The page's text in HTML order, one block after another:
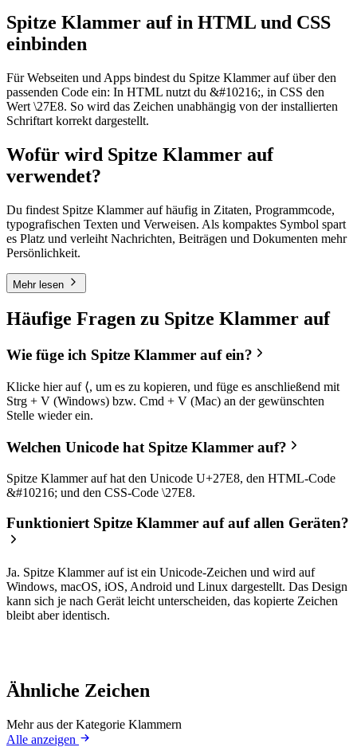
Spitze Klammer auf in HTML und CSS
einbinden
Für Webseiten und Apps bindest du Spitze Klammer auf über den
passenden Code ein: In HTML nutzt du &#10216;, in CSS den
Wert \27E8. So wird das Zeichen unabhängig von der installierten
Schriftart korrekt dargestellt.
Wofür wird Spitze Klammer auf
verwendet?
Du findest Spitze Klammer auf häufig in Zitaten, Programmcode,
typografischen Texten und Verweisen. Als kompaktes Symbol spart
es Platz und verleiht Nachrichten, Beiträgen und Dokumenten mehr
Persönlichkeit.
Mehr lesen
Häufige Fragen zu Spitze Klammer auf
Wie füge ich Spitze Klammer auf ein?
Klicke hier auf ⟨, um es zu kopieren, und füge es anschließend mit
Strg + V (Windows) bzw. Cmd + V (Mac) an der gewünschten
Stelle wieder ein.
Welchen Unicode hat Spitze Klammer auf?
Spitze Klammer auf hat den Unicode U+27E8, den HTML-Code
&#10216; und den CSS-Code \27E8.
Funktioniert Spitze Klammer auf auf allen Geräten?
Ja. Spitze Klammer auf ist ein Unicode-Zeichen und wird auf
Windows, macOS, iOS, Android und Linux dargestellt. Das Design
kann sich je nach Gerät leicht unterscheiden, das kopierte Zeichen
bleibt aber identisch.
Ähnliche Zeichen
Mehr aus der Kategorie Klammern
Alle anzeigen